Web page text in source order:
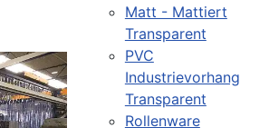
Matt - Mattiert
Transparent
PVC
Industrievorhang
Transparent
Rollenware